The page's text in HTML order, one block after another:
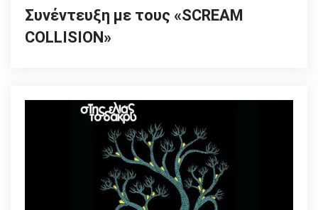
Συνέντευξη με τους «SCREAM
COLLISION»